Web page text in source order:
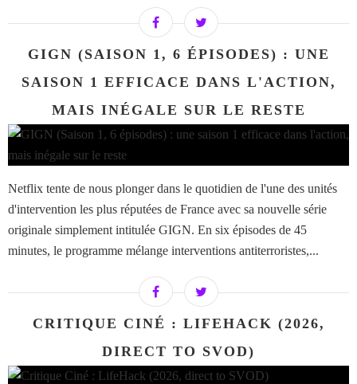
GIGN (SAISON 1, 6 ÉPISODES) : UNE
SAISON 1 EFFICACE DANS L'ACTION,
MAIS INÉGALE SUR LE RESTE
Netflix tente de nous plonger dans le quotidien de l'une des unités
d'intervention les plus réputées de France avec sa nouvelle série
originale simplement intitulée GIGN. En six épisodes de 45
minutes, le programme mélange interventions antiterroristes,...
CRITIQUE CINÉ : LIFEHACK (2026,
DIRECT TO SVOD)